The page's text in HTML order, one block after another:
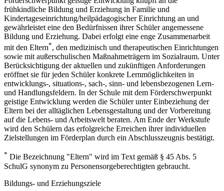
frühkindliche Bildung und Erziehung in Familie und
Kindertageseinrichtung/heilpädagogischer Einrichtung an und
gewährleistet eine den Bedürfnissen ihrer Schüler angemessene
Bildung und Erziehung. Dabei erfolgt eine enge Zusammenarbeit
mit den Eltern*, den medizinisch und therapeutischen Einrichtungen
sowie mit außerschulischen Maßnahmeträgern im Sozialraum. Unter
Berücksichtigung der aktuellen und zukünftigen Anforderungen
eröffnet sie für jeden Schüler konkrete Lernmöglichkeiten in
entwicklungs-, situations-, sach-, sinn- und lebensbezogenen Lern-
und Handlungsfeldern. In der Schule mit dem Förderschwerpunkt
geistige Entwicklung werden die Schüler unter Einbeziehung der
Eltern bei der alltäglichen Lebensgestaltung und der Vorbereitung
auf die Lebens- und Arbeitswelt beraten. Am Ende der Werkstufe
wird den Schülern das erfolgreiche Erreichen ihrer individuellen
Zielstellungen im Förderplan durch ein Abschlusszeugnis bestätigt.
* Die Bezeichnung "Eltern" wird im Text gemäß § 45 Abs. 5
SchulG synonym zu Personensorgeberechtigten gebraucht.
Bildungs- und Erziehungsziele